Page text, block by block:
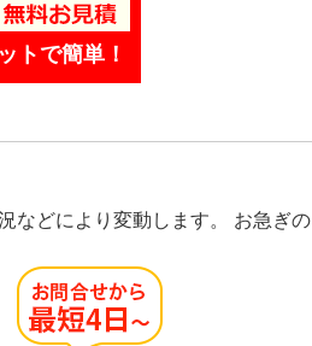
トで簡単！
などにより変動します。 お急ぎの